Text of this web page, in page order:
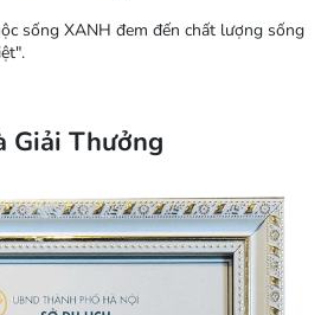
sống XANH đem đến chất lượng sống
Giải Thưởng